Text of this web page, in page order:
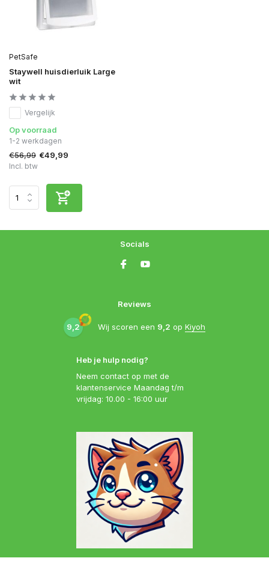
PetSafe
Staywell huisdierluik Large
wit
Vergelijk
Op voorraad
1-2 werkdagen
€56,99 €49,99
Incl. btw
Heb je hulp nodig?
Neem contact op met de
klantenservice Maandag t/m
vrijdag: 10.00 - 16:00 uur
Reviews
9,2 Wij scoren een 9,2 op Kiyoh
Socials